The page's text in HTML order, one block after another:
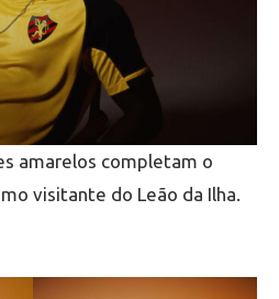
amarelos completam o
visitante do Leão da Ilha.